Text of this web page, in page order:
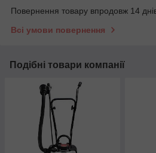
Повернення товару впродовж 14
Всі умови повернення
Подібні товари компанії